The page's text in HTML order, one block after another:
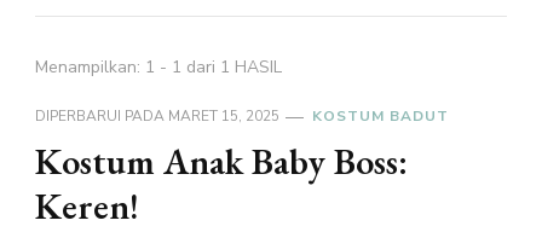
Menampilkan: 1 - 1 dari 1 HASIL
DIPERBARUI PADA MARET 15, 2025 KOSTUM BADUT
Kostum Anak Baby Boss:
Keren!